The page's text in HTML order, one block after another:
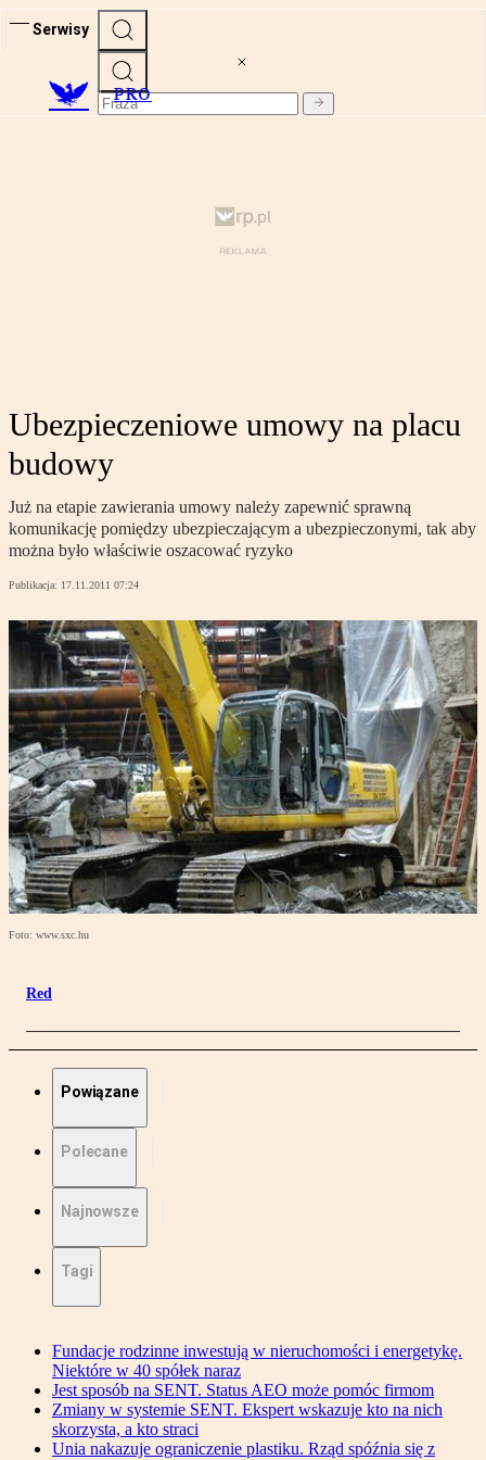
Serwisy
PRO
Ubezpieczeniowe umowy na placu
budowy
Już na etapie zawierania umowy należy zapewnić sprawną
komunikację pomiędzy ubezpieczającym a ubezpieczonymi, tak aby
można było właściwie oszacować ryzyko
Publikacja: 17.11.2011 07:24
Foto: www.sxc.hu
Red
Powiązane
Polecane
Najnowsze
Tagi
Fundacje rodzinne inwestują w nieruchomości i energetykę.
Niektóre w 40 spółek naraz
Jest sposób na SENT. Status AEO może pomóc firmom
Zmiany w systemie SENT. Ekspert wskazuje kto na nich
skorzysta, a kto straci
Unia nakazuje ograniczenie plastiku. Rząd spóźnia się z